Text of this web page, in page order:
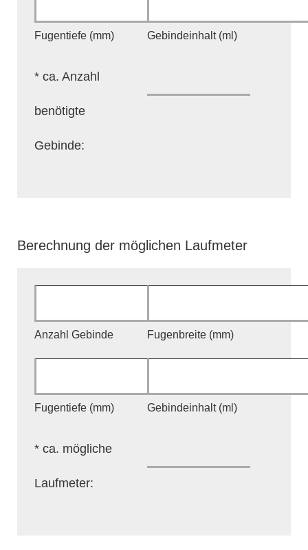
Fugentiefe (mm) Gebindeinhalt (ml)
* ca. Anzahl
benötigte
Gebinde:
Berechnung der möglichen Laufmeter
Anzahl Gebinde Fugenbreite (mm)
Fugentiefe (mm) Gebindeinhalt (ml)
* ca. mögliche
Laufmeter: